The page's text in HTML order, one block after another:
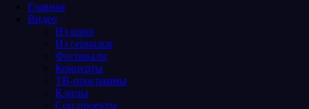
Главная
Видео
Из кино
Из сериалов
Фестивали
Концерты
ТВ-программы
Клипы
Соц.проекты